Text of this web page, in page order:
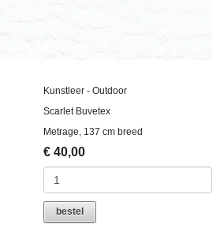
Kunstleer - Outdoor
Scarlet Buvetex
Metrage, 137 cm breed
€ 40,00
bestel